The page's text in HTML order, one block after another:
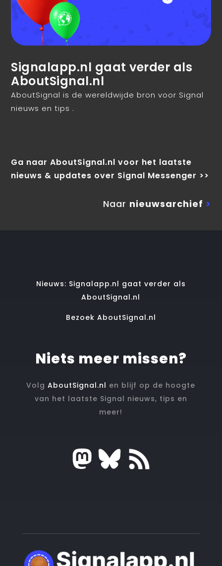
Signalapp.nl gaat verder als
AboutSignal.nl
AboutSignal is de wereldwijde bron voor Signal
nieuws en tips .
Ga naar AboutSignal.nl voor het laatste
nieuws & updates over Signal Messenger >>
Naar nieuwsarchief >
Nieuws: Signalapp.nl gaat verder als
AboutSignal.nl
Bezoek AboutSignal.nl
Niets meer missen?
VolgAboutSignal.nl en blijf op de hoogte
van het laatste Signal nieuws, tips en
meer!